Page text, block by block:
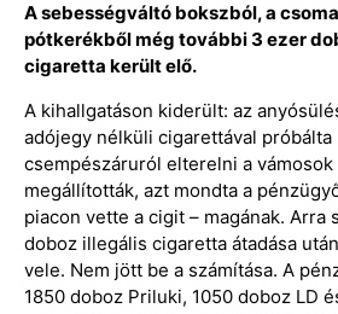
A sebességváltó bokszból, a
pótkerékből még további 3 ezer
cigaretta került elő.
A kihallgatáson kiderült: az
adójegy nélküli cigarettával próbálta
csempészáruról elterelni a
megállították, azt mondta a
piacon vette a cigit – magának. Arra
doboz illegális cigaretta átadása
vele. Nem jött be a számítása. A
1850 doboz Priluki, 1050 doboz LD